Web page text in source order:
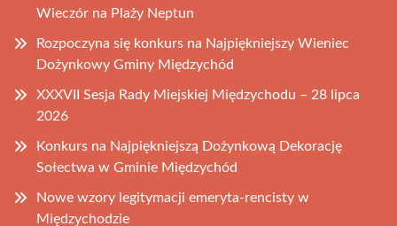
Wieczór na Plaży Neptun
Rozpoczyna się konkurs na Najpiękniejszy Wieniec
Dożynkowy Gminy Międzychód
XXXVII Sesja Rady Miejskiej Międzychodu – 28 lipca
2026
Konkurs na Najpiękniejszą Dożynkową Dekorację
Sołectwa w Gminie Międzychód
Nowe wzory legitymacji emeryta-rencisty w
Międzychodzie